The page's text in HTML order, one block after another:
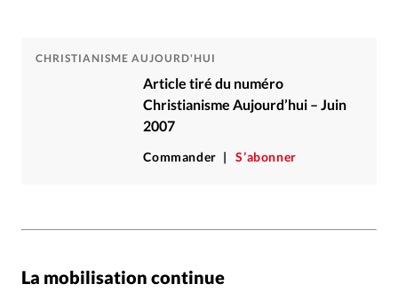
CHRISTIANISME AUJOURD'HUI
Article tiré du numéro
Christianisme Aujourd’hui – Juin
2007
Commander S’abonner
La mobilisation continue